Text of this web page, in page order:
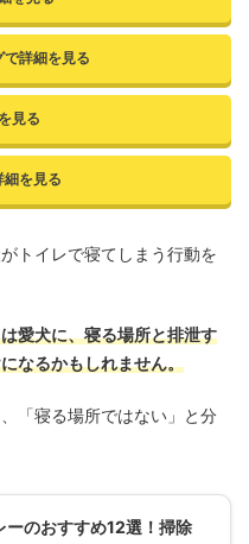
詳細を見る
見る
細を見る
トイレで寝てしまう行動を
愛犬に、寝る場所と排泄す
なるかもしれません。
「寝る場所ではない」と分
ーのおすすめ12選！掃除